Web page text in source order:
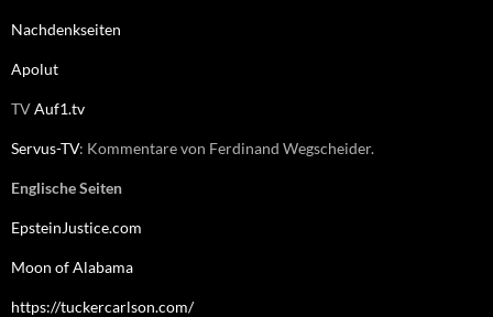
Nachdenkseiten
Apolut
TVAuf1.tv
Servus-TV: Kommentare von Ferdinand Wegscheider.
Englische Seiten
EpsteinJustice.com
Moon of Alabama
https://tuckercarlson.com/